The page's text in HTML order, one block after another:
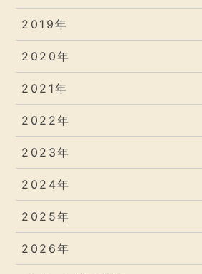
2019年
2020年
2021年
2022年
2023年
2024年
2025年
2026年